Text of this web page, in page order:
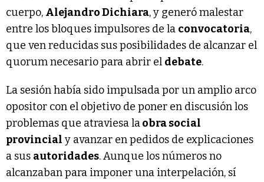
cuerpo, Alejandro Dichiara, y generó malestar
entre los bloques impulsores de la convocatoria,
que ven reducidas sus posibilidades de alcanzar el
quorum necesario para abrir el debate.
La sesión había sido impulsada por un amplio arco
opositor con el objetivo de poner en discusión los
problemas que atraviesa laobra social
provincial y avanzar en pedidos de explicaciones
a sus autoridades. Aunque los números no
alcanzaban para imponer una interpelación, sí